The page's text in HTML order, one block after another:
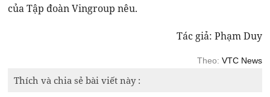
của Tập đoàn Vingroup nêu.
Tác giả: Phạm Duy
Theo: VTC News
Thích và chia sẻ bài viết này :